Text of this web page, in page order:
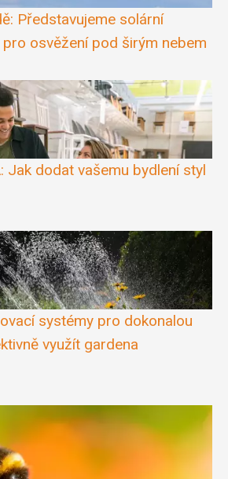
Představujeme solární
osvěžení pod širým nebem
Jak dodat vašemu bydlení styl
systémy pro dokonalou
využít gardena